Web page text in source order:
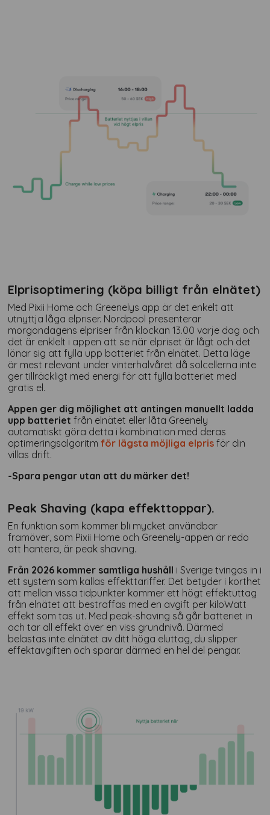
Elprisoptimering (köpa billigt från elnätet)
Med Pixii Home och Greenelys app är det enkelt att
utnyttja låga elpriser. Nordpool presenterar
morgondagens elpriser från klockan 13.00 varje dag och
det är enklelt i appen att se när elpriset är lågt och det
lönar sig att fylla upp batteriet från elnätet. Detta läge
är mest relevant under vinterhalvåret då solcellerna inte
ger tillräckligt med energi för att fylla batteriet med
gratis el.
Appen ger dig möjlighet att antingen manuellt ladda
upp batteriet från elnätet eller låta Greenely
automatiskt göra detta i kombination med deras
optimeringsalgoritmför lägsta möjliga elpris för din
villas drift.
-Spara pengar utan att du märker det!
Peak Shaving (kapa effekttoppar).
En funktion som kommer bli mycket användbar
framöver, som Pixii Home och Greenely-appen är redo
att hantera, är peak shaving.
Från 2026 kommer samtliga hushåll i Sverige tvingas in i
ett system som kallas effekttariffer. Det betyder i korthet
att mellan vissa tidpunkter kommer ett högt effektuttag
från elnätet att bestraffas med en avgift per kiloWatt
effekt som tas ut. Med peak-shaving så går batteriet in
och tar all effekt över en viss grundnivå. Därmed
belastas inte elnätet av ditt höga eluttag, du slipper
effektavgiften och sparar därmed en hel del pengar.